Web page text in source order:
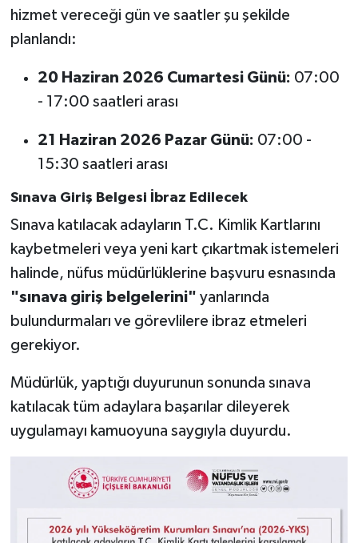
hizmet vereceği gün ve saatler şu şekilde
planlandı:
20 Haziran 2026 Cumartesi Günü: 07:00
- 17:00 saatleri arası
21 Haziran 2026 Pazar Günü: 07:00 -
15:30 saatleri arası
Sınava Giriş Belgesi İbraz Edilecek
Sınava katılacak adayların T.C. Kimlik Kartlarını
kaybetmeleri veya yeni kart çıkartmak istemeleri
halinde, nüfus müdürlüklerine başvuru esnasında
"sınava giriş belgelerini" yanlarında
bulundurmaları ve görevlilere ibraz etmeleri
gerekiyor.
Müdürlük, yaptığı duyurunun sonunda sınava
katılacak tüm adaylara başarılar dileyerek
uygulamayı kamuoyuna saygıyla duyurdu.